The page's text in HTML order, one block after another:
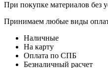
При покупке материалов без
Принимаем любые виды
Наличные
На карту
Оплата по СПБ
Безналичный расчет